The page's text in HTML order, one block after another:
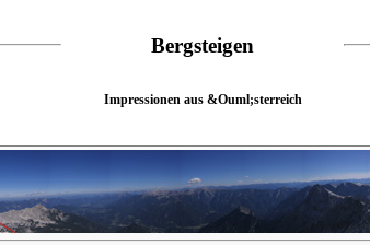
Bergsteigen
Impressionen aus &Ouml;sterreich